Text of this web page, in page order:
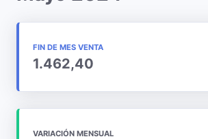
FIN DE MES VENTA
1.462,40
VARIACIÓN MENSUAL